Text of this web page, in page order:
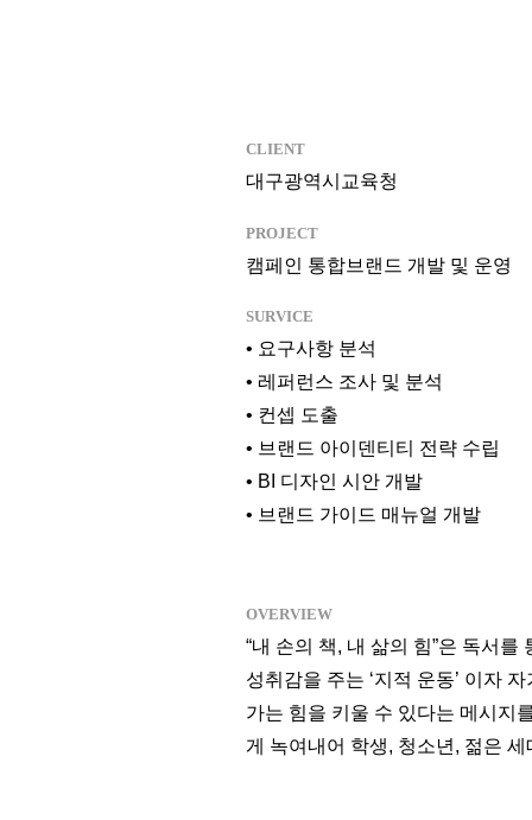
CLIENT
대구광역시교육청
PROJECT
캠페인 통합브랜드 개발 및 운영
SURVICE
• 요구사항 분석
• 레퍼런스 조사 및 분석
• 컨셉 도출
• 브랜드 아이덴티티 전략 수립
• BI 디자인 시안 개발
• 브랜드 가이드 매뉴얼 개발
OVERVIEW
“내 손의 책, 내 삶의 힘”은 독서
성취감을 주는 ‘지적 운동’ 이자
가는 힘을 키울 수 있다는 메시지
게 녹여내어 학생, 청소년, 젊은